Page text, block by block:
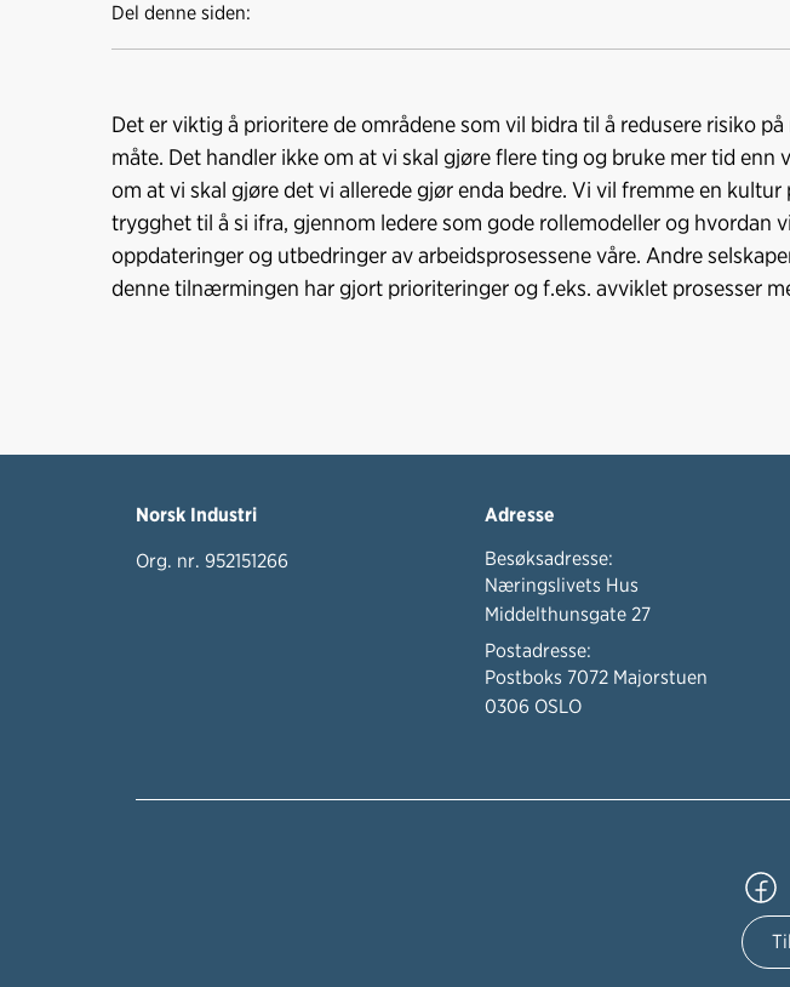
Del denne siden:
Det er viktig å prioritere de områdene som vil bidra til å redusere risiko
måte. Det handler ikke om at vi skal gjøre flere ting og bruke mer tid enn
om at vi skal gjøre det vi allerede gjør enda bedre. Vi vil fremme en
trygghet til å si ifra, gjennom ledere som gode rollemodeller og hvordan
oppdateringer og utbedringer av arbeidsprosessene våre. Andre
denne tilnærmingen har gjort prioriteringer og f.eks. avviklet prosesser
Norsk Industri
Org. nr. 952151266
Adresse
Besøksadresse:
Næringslivets Hus
Middelthunsgate 27
Postadresse:
Postboks 7072 Majorstuen
0306 OSLO